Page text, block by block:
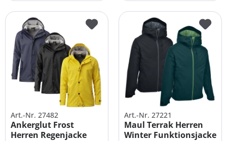
Art.-Nr. 27482
Ankerglut Frost
Herren Regenjacke
Art.-Nr. 27221
Maul Terrak Herren
Winter Funktionsjacke